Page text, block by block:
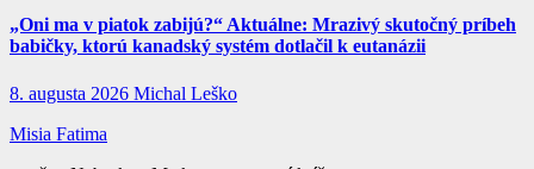
„Oni ma v piatok zabijú?“ Aktuálne: Mrazivý skutočný príbeh
babičky, ktorú kanadský systém dotlačil k eutanázii
8. augusta 2026 Michal Leško
Misia Fatima